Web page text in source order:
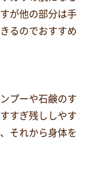
が他の部分は手
るのでおすすめ
プーや石鹸のす
すぎ残ししやす
それから身体を